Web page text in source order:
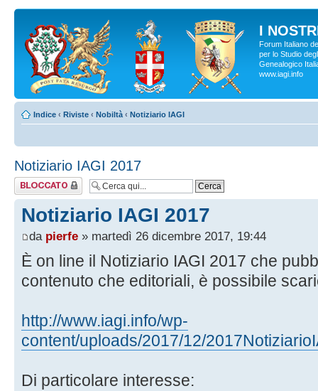
I
Forum Italiano
per lo Studio
Genealogico
www.iagi.info
Indice ‹ Riviste ‹ Nobiltà ‹ Notiziario IAGI
Notiziario IAGI 2017
Argomento
bloccato
Notiziario IAGI 2017
da pierfe » martedì 26 dicembre 2017, 19:44
È on line il Notiziario IAGI 2017 che
contenuto che editoriali, è possibile
http://www.iagi.info/wp-
content/uploads/2017/12/
Di particolare interesse: